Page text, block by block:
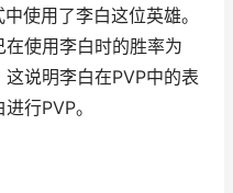
使用了李白这位英雄。
使用李白时的胜率为
说明李白在PVP中的表
行PVP。